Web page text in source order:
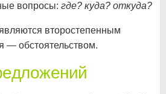
вопросы: где? куда? откуда?
второстепенным
— обстоятельством.